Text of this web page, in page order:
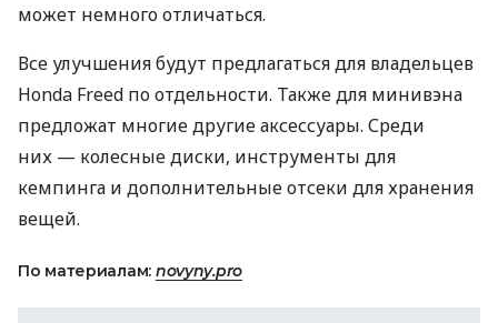
может немного отличаться.
Все улучшения будут предлагаться для владельцев
Honda Freed по отдельности. Также для минивэна
предложат многие другие аксессуары. Среди
них — колесные диски, инструменты для
кемпинга и дополнительные отсеки для хранения
вещей.
По материалам: novyny.pro